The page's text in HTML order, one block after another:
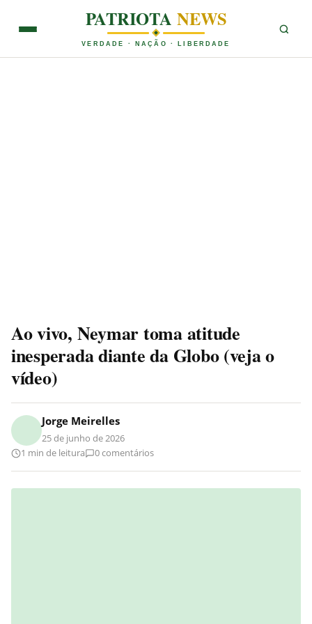
PATRIOTANEWS
VERDADE · NAÇÃO · LIBERDADE
Ao vivo, Neymar toma atitude
inesperada diante da Globo (veja o
vídeo)
Jorge Meirelles
25 de junho de 2026
1 min de leitura
0 comentários